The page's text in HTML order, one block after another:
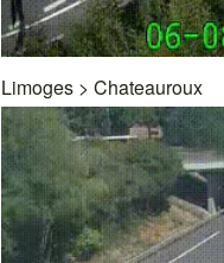
Limoges> Chateauroux